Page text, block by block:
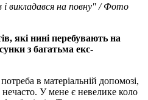
і викладався на повну" / Фото
які нині перебувають на
з багатьма екс-
в матеріальній допомозі,
У мене є невелике коло